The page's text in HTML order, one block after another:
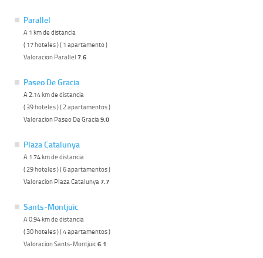
Parallel
A 1 km de distancia
( 17 hoteles ) ( 1 apartamento )
Valoracion Parallel 7.6
Paseo De Gracia
A 2.14 km de distancia
( 39 hoteles ) ( 2 apartamentos )
Valoracion Paseo De Gracia 9.0
Plaza Catalunya
A 1.74 km de distancia
( 29 hoteles ) ( 6 apartamentos )
Valoracion Plaza Catalunya 7.7
Sants-Montjuic
A 0.94 km de distancia
( 30 hoteles ) ( 4 apartamentos )
Valoracion Sants-Montjuic6.1